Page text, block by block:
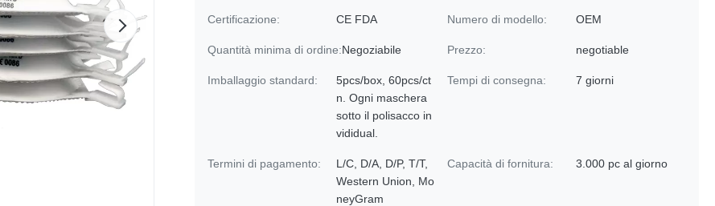
Certificazione: CE FDA Numero di modello: OEM
Quantità minima di ordine:Negoziabile Prezzo: negotiable
Imballaggio standard:
5pcs/box, 60pcs/ct
n. Ogni maschera
sotto il polisacco in
vididual.
Tempi di consegna: 7 giorni
Termini di pagamento:
L/C, D/A, D/P, T/T,
Western Union, Mo
neyGram
Capacità di fornitura: 3.000 pc al giorno